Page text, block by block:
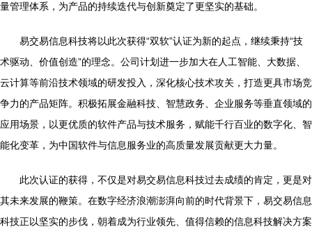
量管理体系，为产品的持续迭代与创新奠定了更坚实的基础。
易交易信息科技将以此次获得“双软”认证为新的起点，继续秉持“技
术驱动、价值创造”的理念。公司计划进一步加大在人工智能、大数据、
云计算等前沿技术领域的研发投入，深化核心技术攻关，打造更具市场竞
争力的产品矩阵。积极拓展金融科技、智慧政务、企业服务等垂直领域的
应用场景，以更优质的软件产品与技术服务，赋能千行百业的数字化、智
能化变革，为中国软件与信息服务业的高质量发展贡献更大力量。
此次认证的获得，不仅是对易交易信息科技过去成绩的肯定，更是对
其未来发展的鞭策。在数字经济浪潮澎湃向前的时代背景下，易交易信息
科技正以坚实的步伐，朝着成为行业领先、值得信赖的信息科技解决方案